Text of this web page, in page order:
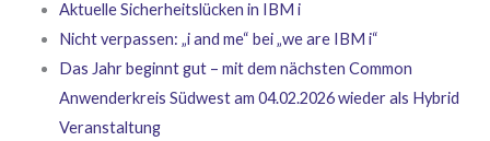
Aktuelle Sicherheitslücken in IBM i
Nicht verpassen: „i and me“ bei „we are IBM i“
Das Jahr beginnt gut – mit dem nächsten Common
Anwenderkreis Südwest am 04.02.2026 wieder als Hybrid
Veranstaltung